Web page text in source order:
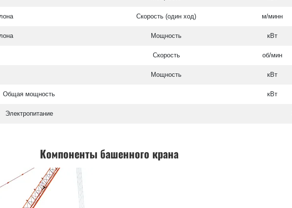
Скорость (один ход) м/минн
Мощность кВт
Скорость об/мин
Мощность кВт
Общая мощность кВт
Электропитание
Компоненты башенного крана